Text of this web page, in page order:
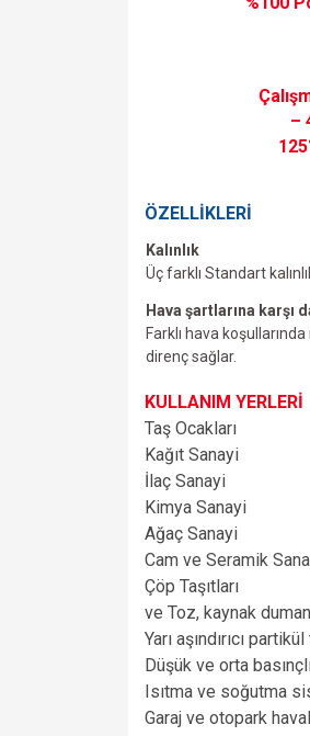
–
ÖZELLİKLERİ
Kalınlık
Üç farklı Standart
Hava şartlarına karşı
Farklı hava
direnç sağlar.
KULLANIM YERLERİ
Taş Ocakları
Kağıt Sanayi
İlaç Sanayi
Kimya Sanayi
Ağaç Sanayi
Cam ve Seramik
Çöp Taşıtları
ve Toz, kaynak duman
Yarı aşındırıcı
Düşük ve orta
Isıtma ve soğutma
Garaj ve otopark